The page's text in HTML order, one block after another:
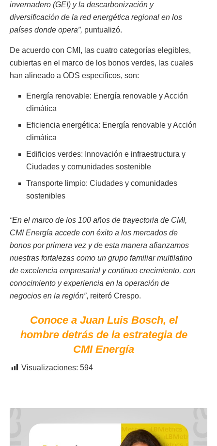
invernadero (GEI) y la descarbonización y
diversificación de la red energética regional en los
países donde opera”, puntualizó.
De acuerdo con CMI, las cuatro categorías elegibles,
cubiertas en el marco de los bonos verdes, las cuales
han alineado a ODS específicos, son:
Energía renovable: Energía renovable y Acción
climática
Eficiencia energética: Energía renovable y Acción
climática
Edificios verdes: Innovación e infraestructura y
Ciudades y comunidades sostenible
Transporte limpio: Ciudades y comunidades
sostenibles
“En el marco de los 100 años de trayectoria de CMI,
CMI Energía accede con éxito a los mercados de
bonos por primera vez y de esta manera afianzamos
nuestras fortalezas como un grupo familiar multilatino
de excelencia empresarial y continuo crecimiento, con
conocimiento y experiencia en la operación de
negocios en la región”, reiteró Crespo.
Conoce a Juan Luis Bosch, el
hombre detrás de la estrategia de
CMI Energía
Visualizaciones: 594